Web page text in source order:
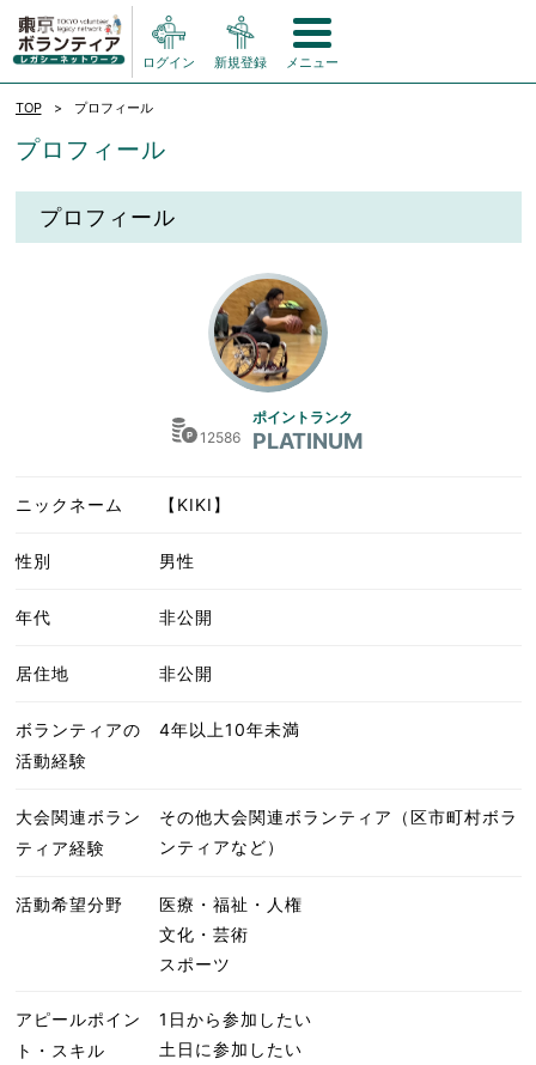
ログイン 新規登録 メニュー
TOP プロフィール
プロフィール
プロフィール
12586
ポイントランク
PLATINUM
ニックネーム 【KIKI】
性別 男性
年代 非公開
居住地 非公開
ボランティアの
活動経験
4年以上10年未満
大会関連ボラン
ティア経験
その他大会関連ボランティア（区市町村ボラ
ンティアなど）
活動希望分野
医療・福祉・人権
文化・芸術
スポーツ
アピールポイン
ト・スキル
1日から参加したい
土日に参加したい